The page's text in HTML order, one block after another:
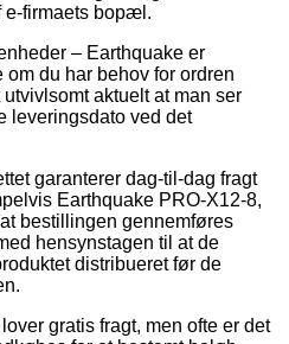
e-firmaets bopæl.
– Earthquake er
du har behov for ordren
aktuelt at man ser
leveringsdato ved det
garanterer dag-til-dag fragt
Earthquake PRO-X12-8,
bestillingen gennemføres
hensynstagen til at de
distribueret før de
gratis fragt, men ofte er det